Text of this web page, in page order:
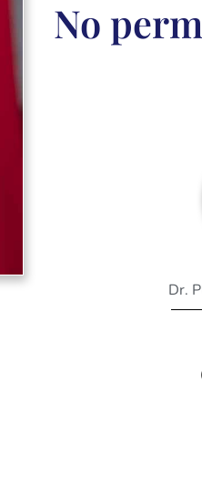
No
Dr.